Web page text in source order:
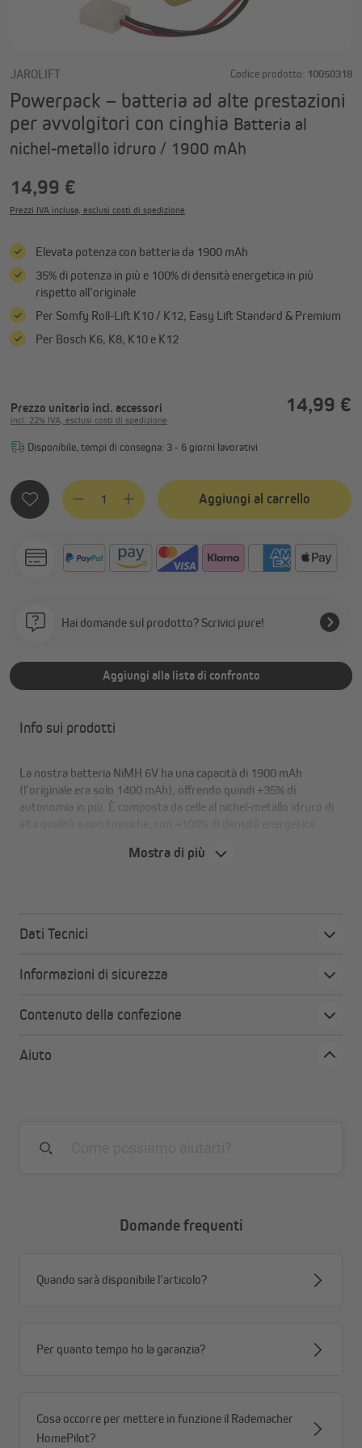
JAROLIFT Codice prodotto: 10050318
Powerpack – batteria ad alte prestazioni
per avvolgitori con cinghia Batteria al
nichel-metallo idruro / 1900 mAh
14,99 €
Prezzi IVA inclusa, esclusi costi di spedizione
Elevata potenza con batteria da 1900 mAh
35% di potenza in più e 100% di densità energetica in più
rispetto all’originale
Per Somfy Roll-Lift K10 / K12, Easy Lift Standard & Premium
Per Bosch K6, K8, K10 e K12
Prezzo unitario incl. accessori 14,99 €
incl. 22% IVA, esclusi costi di spedizione
Disponibile, tempi di consegna: 3 - 6 giorni lavorativi
Quantità del prodotto: inserisci la quantità desiderata o
Aggiungi al carrello
Hai domande sul prodotto? Scrivici pure!
Aggiungi alla lista di confronto
Info sui prodotti
La nostra batteria NiMH 6V ha una capacità di 1900 mAh
(l’originale era solo 1400 mAh), offrendo quindi +35% di
autonomia in più. È composta da celle al nichel-metallo idruro di
previene automaticamente questi problemi.
Mostra di più
Dati Tecnici
Informazioni di sicurezza
Contenuto della confezione
Aiuto
Domande frequenti
Quando sarà disponibile l’articolo?
Per quanto tempo ho la garanzia?
Cosa occorre per mettere in funzione il Rademacher
HomePilot?